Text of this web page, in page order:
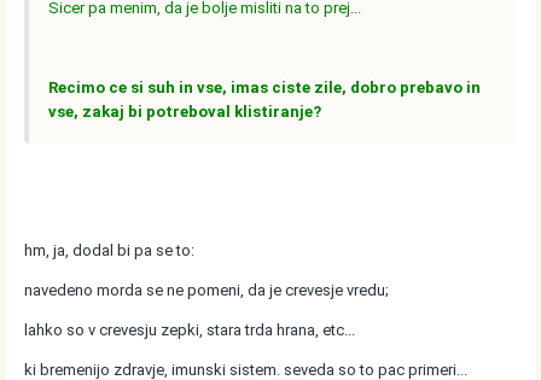
Sicer pa menim, da je bolje misliti na to prej...
Recimo ce si suh in vse, imas ciste zile, dobro prebavo in
vse, zakaj bi potreboval klistiranje?
hm, ja, dodal bi pa se to:
navedeno morda se ne pomeni, da je crevesje vredu;
lahko so v crevesju zepki, stara trda hrana, etc...
ki bremenijo zdravje, imunski sistem. seveda so to pac primeri...